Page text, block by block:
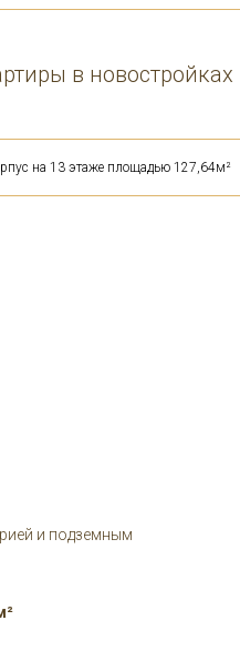
в новостройках
на 13 этаже площадью 127,64м²
и подземным